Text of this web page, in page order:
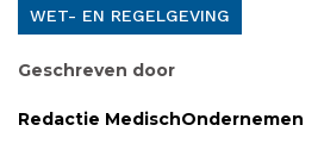
WET- EN REGELGEVING
Geschreven door
Redactie MedischOndernemen